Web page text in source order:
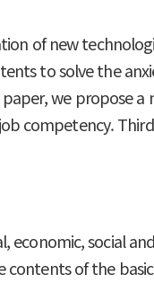
of new
to solve the
we propose
competency.
economic, social
of the